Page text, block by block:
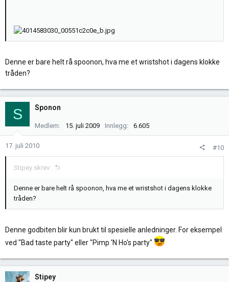
Denne er bare helt rå spoonon, hva me et wristshot i dagens klokke
tråden?
S Sponon
Medlem 15. juli 2009 Innlegg 6.605
17. juli 2010 #10
Stipey skrev:
Denne er bare helt rå spoonon, hva me et wristshot i dagens klokke
tråden?
Denne godbiten blir kun brukt til spesielle anledninger. For eksempel
ved "Bad taste party" eller "Pimp 'N Ho's party"
Stipey